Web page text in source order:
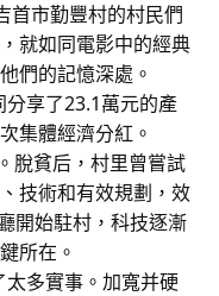
市勤豐村的村民們
就如同電影中的經典
們的記憶深處。
享了23.1萬元的產
集體經濟分紅。
脫貧后，村里曾嘗試
技術和有效規劃，效
開始駐村，科技逐漸
所在。
太多實事。加寬并硬